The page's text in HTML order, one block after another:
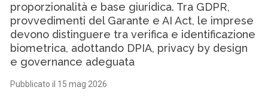
proporzionalità e base giuridica. Tra GDPR,
provvedimenti del Garante e AI Act, le imprese
devono distinguere tra verifica e identificazione
biometrica, adottando DPIA, privacy by design
e governance adeguata
Pubblicato il 15 mag 2026